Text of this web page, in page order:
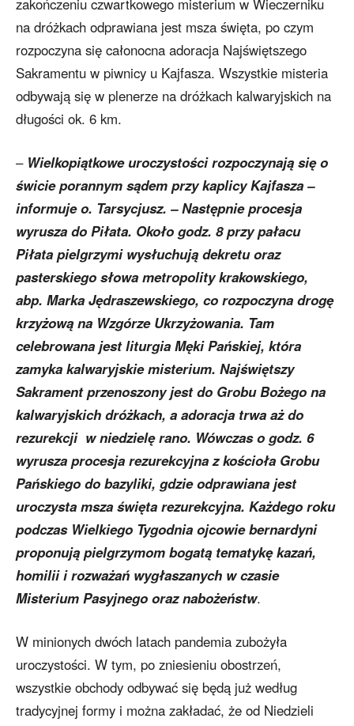
zakończeniu czwartkowego misterium w Wieczerniku
na dróżkach odprawiana jest msza święta, po czym
rozpoczyna się całonocna adoracja Najświętszego
Sakramentu w piwnicy u Kajfasza. Wszystkie misteria
odbywają się w plenerze na dróżkach kalwaryjskich na
długości ok. 6 km.
– Wielkopiątkowe uroczystości rozpoczynają się o
świcie porannym sądem przy kaplicy Kajfasza –
informuje o. Tarsycjusz. – Następnie procesja
wyrusza do Piłata. Około godz. 8 przy pałacu
Piłata pielgrzymi wysłuchują dekretu oraz
pasterskiego słowa metropolity krakowskiego,
abp. Marka Jędraszewskiego, co rozpoczyna drogę
krzyżową na Wzgórze Ukrzyżowania. Tam
celebrowana jest liturgia Męki Pańskiej, która
zamyka kalwaryjskie misterium. Najświętszy
Sakrament przenoszony jest do Grobu Bożego na
kalwaryjskich dróżkach, a adoracja trwa aż do
rezurekcji w niedzielę rano. Wówczas o godz. 6
wyrusza procesja rezurekcyjna z kościoła Grobu
Pańskiego do bazyliki, gdzie odprawiana jest
uroczysta msza święta rezurekcyjna. Każdego roku
podczas Wielkiego Tygodnia ojcowie bernardyni
proponują pielgrzymom bogatą tematykę kazań,
homilii i rozważań wygłaszanych w czasie
Misterium Pasyjnego oraz nabożeństw.
W minionych dwóch latach pandemia zubożyła
uroczystości. W tym, po zniesieniu obostrzeń,
wszystkie obchody odbywać się będą już według
tradycyjnej formy i można zakładać, że od Niedzieli